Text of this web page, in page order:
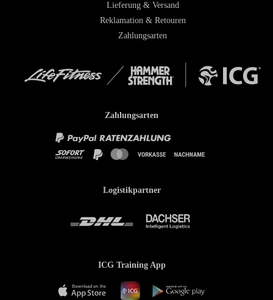
Lieferung & Versand
Reklamation & Retouren
Zahlungsarten
Zahlungsarten
Logistikpartner
ICG Training App